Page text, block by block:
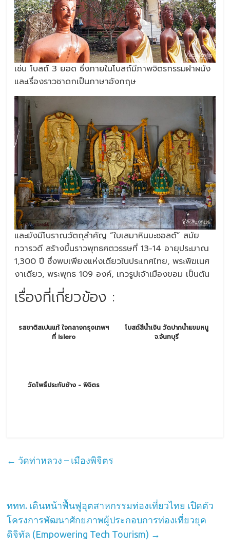
เช่น โบสถ์ 3 ยอด ซึ่งภายในโบสถ์มีภาพจิตรกรรมฝาผนัง
และเรื่องราวชาดกเป็นภาษาอังกฤษ
และยังมีโบราณวัตถุสำคัญ “ใบเสมาหินบะซอลต์” สมัย
ทวารวดี สร้างขึ้นราวพุทธศตวรรษที่ 13-14 อายุประมาณ
1,300 ปี ซึ่งพบเพียงแห่งเดียวในประเทศไทย, พระพิฆเนศ
งาเดียว, พระพุทธ 109 องค์, เทวรูปเจ้าเมืองขอม เป็นต้น
เรื่องที่เกี่ยวข้อง :
รสชาติสเปนแท้ ใจกลางกรุงเทพฯ
ที่ Islero
โบสถ์สีน้ำเงิน วัดปากน้ำแขมหนู
จ.จันทบุรี
วัดโพธิ์ประทับช้าง - พิจิตร
← วัดท่าหลวง – เมืองพิจิตร
ททท. เดินหน้าฟื้นฟูอุตสาหกรรมท่องเที่ยวไทย เปิดตัว
โครงการพัฒนาศักยภาพผู้ประกอบการท่องเที่ยวยุค
ดิจิทัล (Empowering Tech Tourism) →